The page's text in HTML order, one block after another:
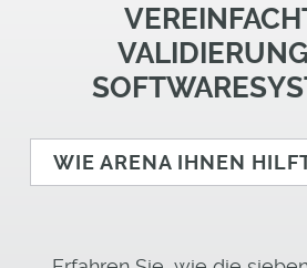
WIE ARENA IHNEN